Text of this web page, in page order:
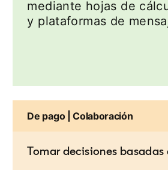
mediante hojas de
y plataformas de
De pago | Colaboración
Tomar decisiones basadas